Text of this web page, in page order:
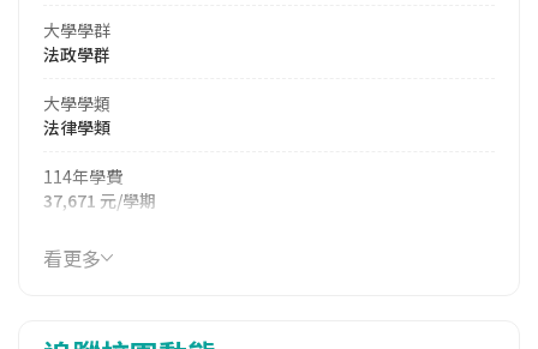
大學學群
法政學群
大學學類
法律學類
114年學費
37,671 元/學期
114年雜費
7,617 元/學期
看更多